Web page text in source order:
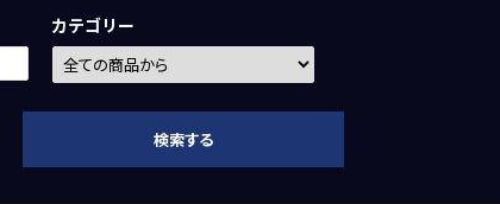
カテゴリー
検索する